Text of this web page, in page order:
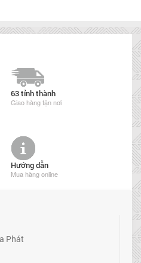
63 tỉnh thành
Giao hàng tận nơi
Hướng dẫn
Mua hàng online
Phát